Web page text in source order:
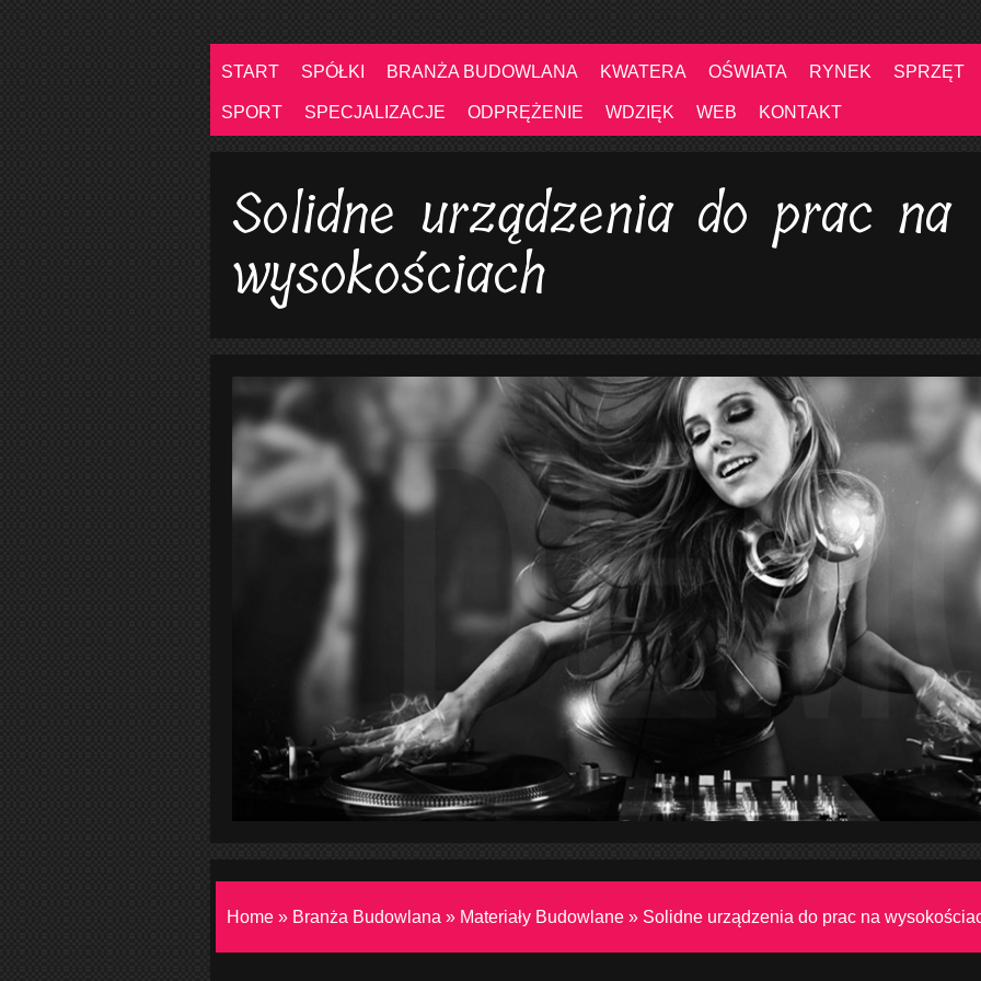
START SPÓŁKI BRANŻA BUDOWLANA KWATERA OŚWIATA RYNEK SPRZĘT
SPORT SPECJALIZACJE ODPRĘŻENIE WDZIĘK WEB KONTAKT
Solidne urządzenia do prac na
wysokościach
Home » Branża Budowlana » Materiały Budowlane » Solidne urządzenia do prac na